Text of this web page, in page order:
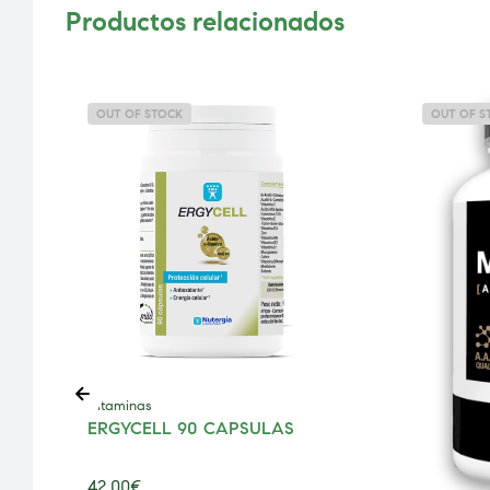
Productos relacionados
OUT OF STOCK
Vitaminas
ERGYCELL 90 CAPSULAS
OUT OF